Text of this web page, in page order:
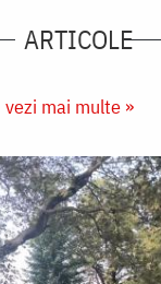
ARTICOLE
vezi mai multe »